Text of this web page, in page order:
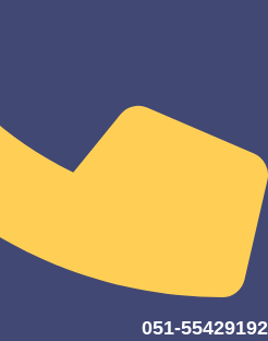
051-55429192